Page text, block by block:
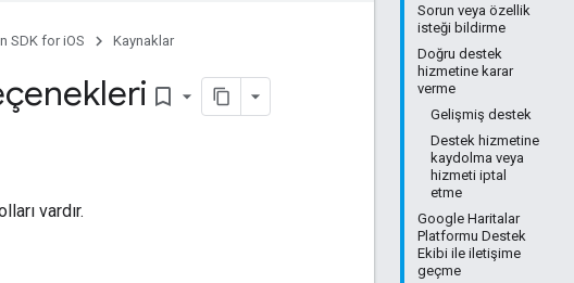
Sorun veya özellik
isteği bildirme
Doğru destek
hizmetine karar
verme
Gelişmiş destek
Destek hizmetine
kaydolma veya
hizmeti iptal
etme
Google Haritalar
Platformu Destek
Ekibi ile iletişime
geçme
SDK for iOS Kaynaklar
bookmark_border
vardır.